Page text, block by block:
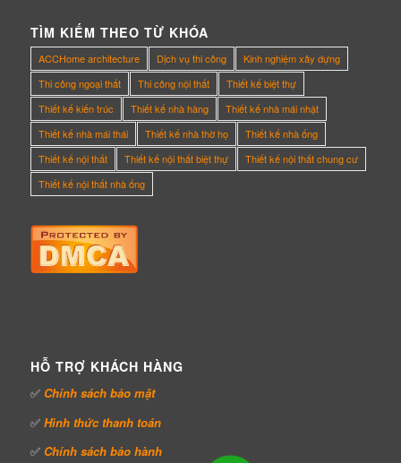
TÌM KIẾM THEO TỪ KHÓA
ACCHome architecture Dịch vụ thi công
Kinh nghiệm xây dựng
Thi công ngoại thất
Thi công nội thất
Thiết kế biệt thự
Thiết kế kiến trúc
Thiết kế nhà hàng
Thiết kế nhà mái nhật
Thiết kế nhà mái thái
Thiết kế nhà thờ họ
Thiết kế nhà ống
Thiết kế nội thất
Thiết kế nội thất biệt thự
Thiết kế nội thất chung cư
Thiết kế nội thất nhà ống
HỖ TRỢ KHÁCH HÀNG
✅ Chính sách bảo mật
✅ Hình thức thanh toán
✅ Chính sách bảo hành